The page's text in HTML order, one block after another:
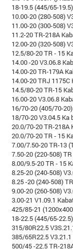
18-19.5 (445/65-
10.00-20 (280-508)
11.00-20 (300-508)
11.2-20 TR-218A
12.00-20 (320-508)
12.5/80-20 TR - 15
14.00 -20 V3.06.8
14.00-20 TR-179A
14.00-20 TRJ 1175C
14.5/80-20 TR-15
16.00-20 V3.06.8
16/70-20 (405/70-
18/70-20 V3.04.5 Ka
20.0/70-20 TR-218A
20.0/70-20 TR - 15
7.00/7.50-20 TR-13
7.50-20 (220-508)
8.00/9.5-20 TR - 15
8.25-20 (240-508)
8.25 -20 (240-508)
9.00-20 (260-508)
3.00-21 V1.09.1
425/85-21
18-22.5 (445/65-
315/80R22.5
385/65R22.5
500/45 -22.5 TR-